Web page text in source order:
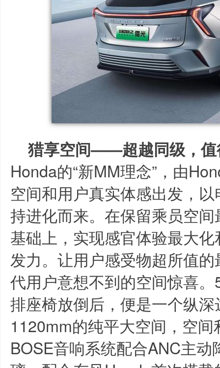
猎享空间——超越同级，值
Honda的“新MM理念”，由
空间和用户真实体感出发，
持进化而来。在保留乘员空
基础上，实现感官体验最大
发力。让用户感受物超所值
代用户意想不到的空间惊喜
排座椅放倒后，便是一个纵
1120mm的纯平大空间，空
BOSE音响系统配合ANC主